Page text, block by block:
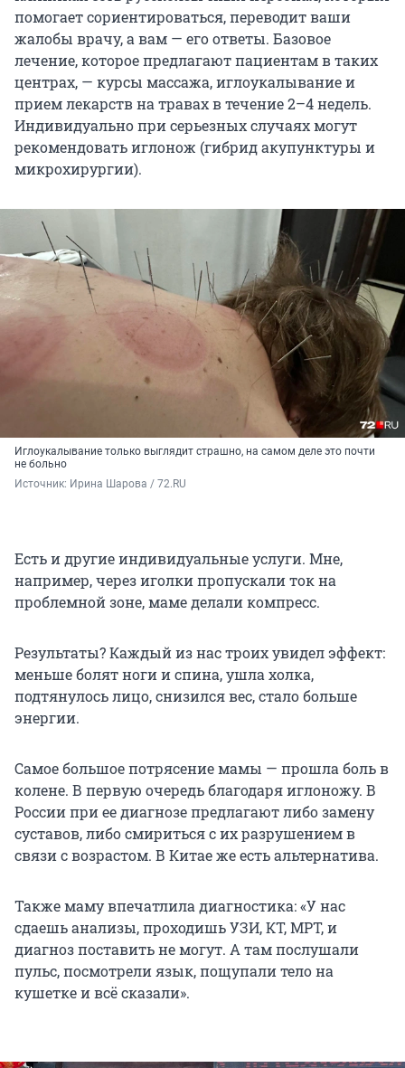
помогает сориентироваться, переводит ваши
жалобы врачу, а вам — его ответы. Базовое
лечение, которое предлагают пациентам в таких
центрах, — курсы массажа, иглоукалывание и
прием лекарств на травах в течение 2–4 недель.
Индивидуально при серьезных случаях могут
рекомендовать иглонож (гибрид акупунктуры и
микрохирургии).
Иглоукалывание только выглядит страшно, на самом деле это почти
не больно
Источник: Ирина Шарова / 72.RU
Есть и другие индивидуальные услуги. Мне,
например, через иголки пропускали ток на
проблемной зоне, маме делали компресс.
Результаты? Каждый из нас троих увидел эффект:
меньше болят ноги и спина, ушла холка,
подтянулось лицо, снизился вес, стало больше
энергии.
Самое большое потрясение мамы — прошла боль в
колене. В первую очередь благодаря иглоножу. В
России при ее диагнозе предлагают либо замену
суставов, либо смириться с их разрушением в
связи с возрастом. В Китае же есть альтернатива.
Также маму впечатлила диагностика: «У нас
сдаешь анализы, проходишь УЗИ, КТ, МРТ, и
диагноз поставить не могут. А там послушали
пульс, посмотрели язык, пощупали тело на
кушетке и всё сказали».